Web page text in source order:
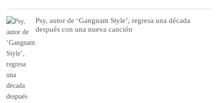
Psy, autor de ‘Gangnam Style’, regresa una década
después con una nueva canción